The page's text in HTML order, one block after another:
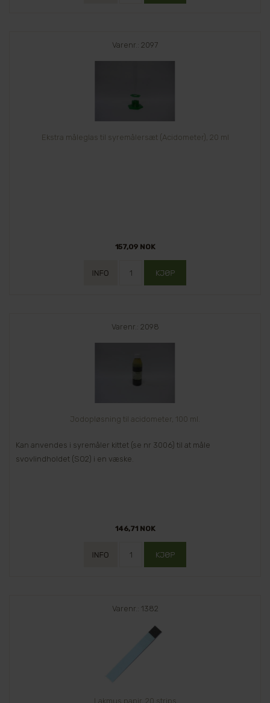
Varenr.: 2097
Ekstra måleglas til syremålersæt (Acidometer), 20 ml
157,09 NOK
Varenr.: 2098
Jodopløsning til acidometer, 100 ml.
Kan anvendes i syremåler kittet (se nr 3006) til at måle
svovlindholdet (SO2) i en væske.
146,71 NOK
Varenr.: 1382
Lakmus papir, 20 strips